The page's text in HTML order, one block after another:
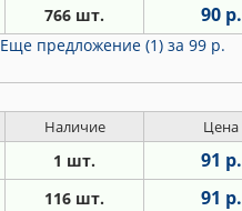
766 шт. 90 р.
Еще предложение (1) за 99 р.
Наличие Цена
1 шт. 91 р.
116 шт. 91 р.